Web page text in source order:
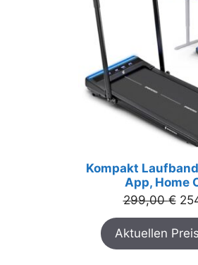
Kompakt
App, Home
299,00€
war:
Aktuellen